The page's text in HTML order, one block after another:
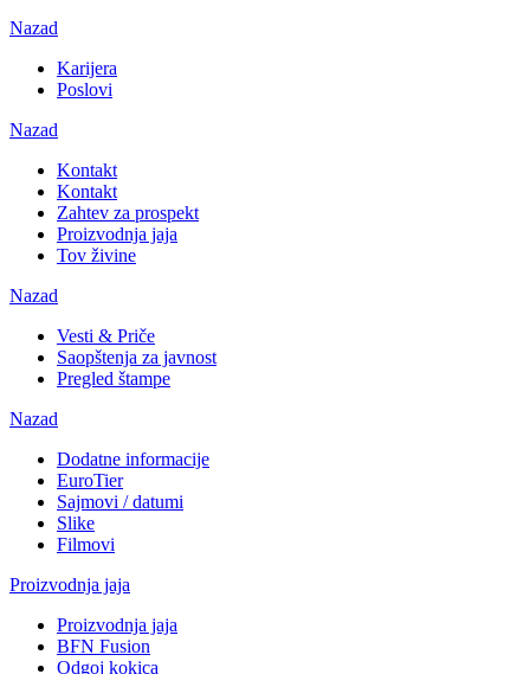
Nazad
Karijera
Poslovi
Nazad
Kontakt
Kontakt
Zahtev za prospekt
Proizvodnja jaja
Tov živine
Nazad
Vesti & Priče
Saopštenja za javnost
Pregled štampe
Nazad
Dodatne informacije
EuroTier
Sajmovi / datumi
Slike
Filmovi
Proizvodnja jaja
Proizvodnja jaja
BFN Fusion
Odgoj kokica